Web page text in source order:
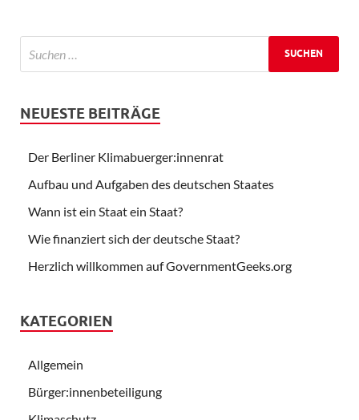
NEUESTE BEITRÄGE
Der Berliner Klimabuerger:innenrat
Aufbau und Aufgaben des deutschen Staates
Wann ist ein Staat ein Staat?
Wie finanziert sich der deutsche Staat?
Herzlich willkommen auf GovernmentGeeks.org
KATEGORIEN
Allgemein
Bürger:innenbeteiligung